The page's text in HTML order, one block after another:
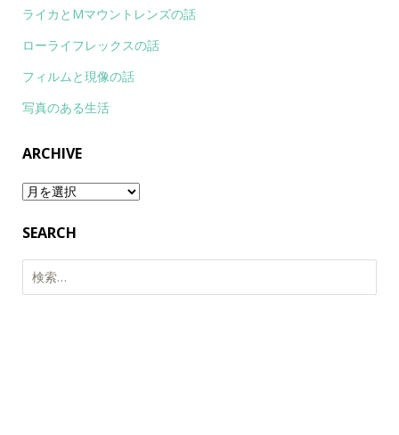
ライカとMマウントレンズの話
ローライフレックスの話
フィルムと現像の話
写真のある生活
ARCHIVE
Archive
SEARCH
索: